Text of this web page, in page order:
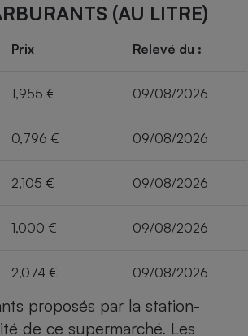
(AU LITRE)
Prix Relevé du :
1,955 € 09/08/2026
0,796 € 09/08/2026
2,105 € 09/08/2026
1,000 € 09/08/2026
2,074 € 09/08/2026
proposés par la station-
de ce supermarché. Les